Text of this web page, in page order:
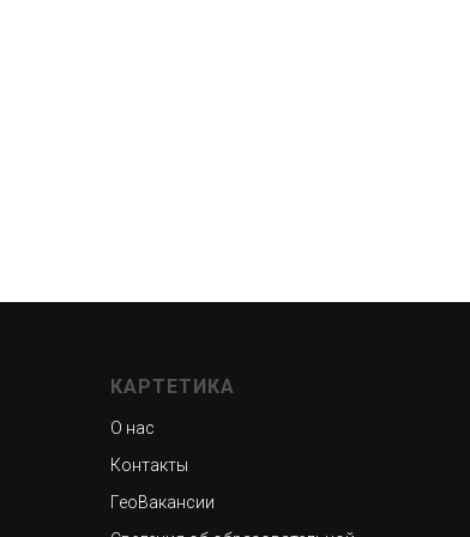
КАРТЕТИКА
О нас
Контакты
ГеоВакансии